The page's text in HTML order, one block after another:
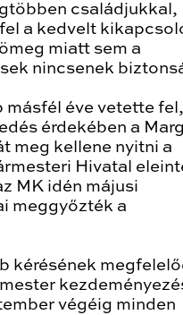
családjukkal,
a kedvelt
miatt sem a
nincsenek
másfél éve vetette
érdekében a
meg kellene nyitni a
Hivatal
MK idén májusi
meggyőzték a
kérésének
végéig minden